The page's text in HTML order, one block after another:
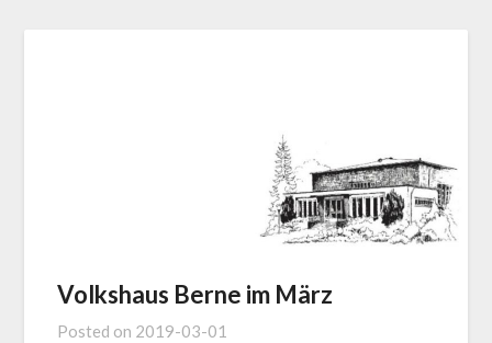
Volkshaus Berne im März
Posted on 2019-03-01